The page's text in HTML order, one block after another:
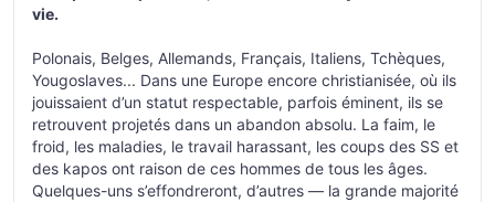
vie.
Polonais, Belges, Allemands, Français, Italiens, Tchèques,
Yougoslaves... Dans une Europe encore christianisée, où ils
jouissaient d’un statut respectable, parfois éminent, ils se
retrouvent projetés dans un abandon absolu. La faim, le
froid, les maladies, le travail harassant, les coups des SS et
des kapos ont raison de ces hommes de tous les âges.
Quelques-uns s’effondreront, d’autres — la grande majorité